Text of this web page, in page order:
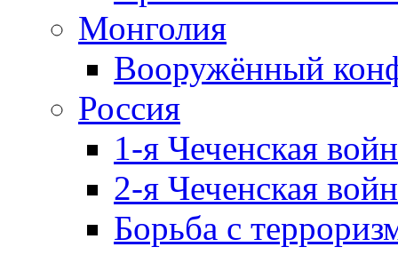
Монголия
Вооружённый
Россия
1-я Чеченская
2-я Чеченская
Борьба с